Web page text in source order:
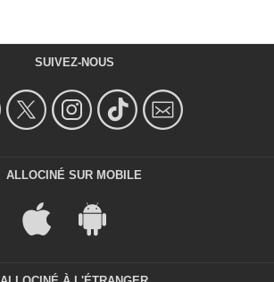
SUIVEZ-NOUS
ALLOCINÉ SUR MOBILE